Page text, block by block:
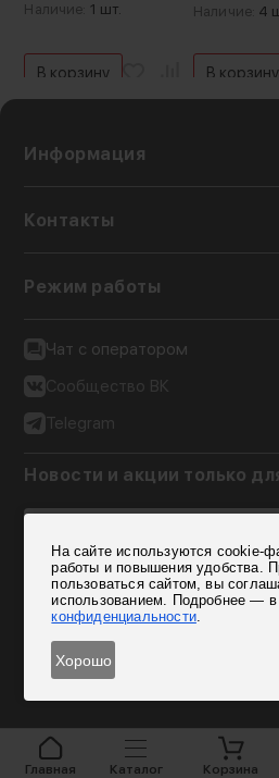
Главная Каталог Корзина
Наличие: 1 шт.
В корзину
Наличие: 4
В корзину
Информация
Контакты
Режим работы
Чат с оператором
Сообщество ВК
Telegram
Новости и акции только
Согласен на обработку
На сайте используются cookie-
работы и повышения удобства.
пользоваться сайтом, вы
использованием. Подробнее — в
конфиденциальности.
Хорошо